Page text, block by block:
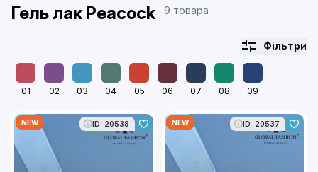
Гель лак Peacock 9 товара
Фільтри
01 02 03 04 05 06 07 08 09
NEW ID: 20538 NEW ID: 20537